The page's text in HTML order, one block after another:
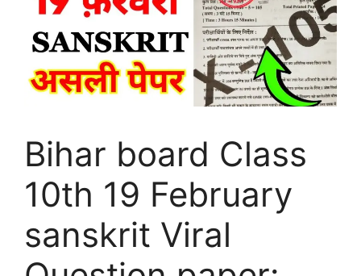
Bihar board Class
10th 19 February
sanskrit Viral